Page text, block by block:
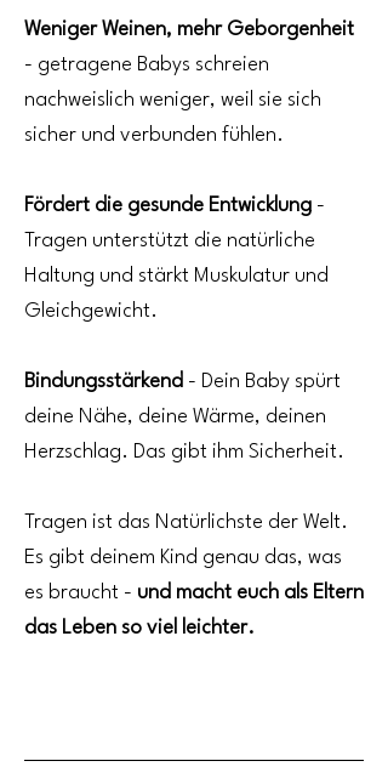
Weniger Weinen, mehr Geborgenheit
- getragene Babys schreien
nachweislich weniger, weil sie sich
sicher und verbunden fühlen.
Fördert die gesunde Entwicklung -
Tragen unterstützt die natürliche
Haltung und stärkt Muskulatur und
Gleichgewicht.
Bindungsstärkend - Dein Baby spürt
deine Nähe, deine Wärme, deinen
Herzschlag. Das gibt ihm Sicherheit.
Tragen ist das Natürlichste der Welt.
Es gibt deinem Kind genau das, was
es braucht - und macht euch als Eltern
das Leben so viel leichter.